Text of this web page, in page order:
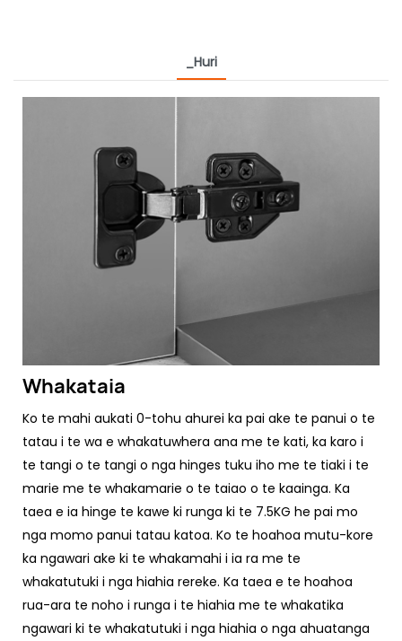
_Huri
Whakataia
Ko te mahi aukati 0-tohu ahurei ka pai ake te panui o te
tatau i te wa e whakatuwhera ana me te kati, ka karo i
te tangi o te tangi o nga hinges tuku iho me te tiaki i te
marie me te whakamarie o te taiao o te kaainga. Ka
taea e ia hinge te kawe ki runga ki te 7.5KG he pai mo
nga momo panui tatau katoa. Ko te hoahoa mutu-kore
ka ngawari ake ki te whakamahi i ia ra me te
whakatutuki i nga hiahia rereke. Ka taea e te hoahoa
rua-ara te noho i runga i te hiahia me te whakatika
ngawari ki te whakatutuki i nga hiahia o nga ahuatanga